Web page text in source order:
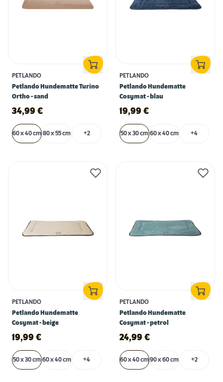
PETLANDO
Petlando Hundematte Turino
Ortho - sand
34,99 €
60 x 40 cm 80 x 55 cm +2
PETLANDO
Petlando Hundematte
Cosymat - blau
19,99 €
50 x 30 cm 60 x 40 cm +4
PETLANDO
Petlando Hundematte
Cosymat - beige
19,99 €
50 x 30 cm 60 x 40 cm +4
PETLANDO
Petlando Hundematte
Cosymat - petrol
24,99 €
60 x 40 cm90 x 60 cm +2